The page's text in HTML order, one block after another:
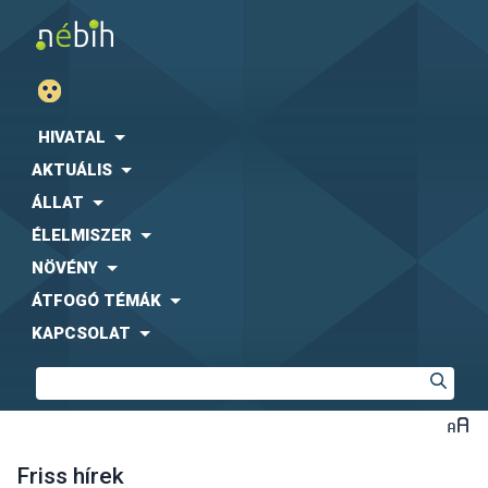
HIVATAL
AKTUÁLIS
ÁLLAT
ÉLELMISZER
NÖVÉNY
ÁTFOGÓ TÉMÁK
KAPCSOLAT
Friss hírek